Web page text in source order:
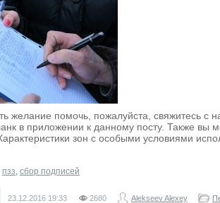
желание помочь, пожалуйста, свяжитесь
в приложении к данному посту. Также вы
зон с особыми условиями
пзз, сбор подписей
23.12.2016 19:33 2680 Alekseev Alexey